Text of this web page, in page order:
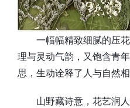
一幅幅精致细腻的压
理与灵动气韵，又饱含青
思，生动诠释了人与自然
山野藏诗意，花艺润人